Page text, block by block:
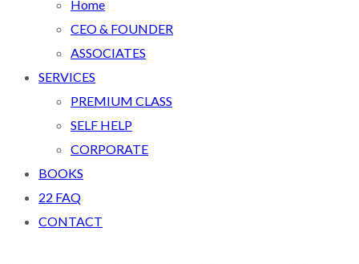
Home
CEO & FOUNDER
ASSOCIATES
SERVICES
PREMIUM CLASS
SELF HELP
CORPORATE
BOOKS
22 FAQ
CONTACT